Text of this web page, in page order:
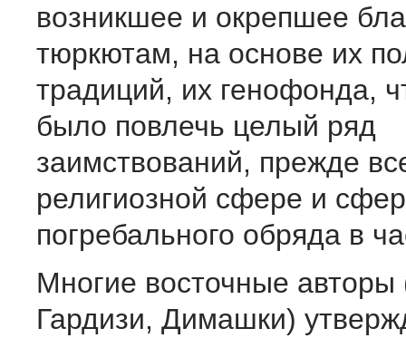
возникшее и окрепшее
тюркютам, на основе их
традиций, их генофонда,
было повлечь целый ряд
заимствований, прежде
религиозной сфере и
погребального обряда в
Многие восточные
Гардизи, Димашки)